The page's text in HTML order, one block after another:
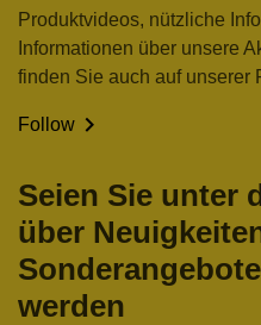
Produktvideos, nützliche
Informationen über unsere
finden Sie auch auf unserer
Follow 
Seien Sie unter
über
werden